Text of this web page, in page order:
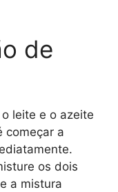
de
leite e o azeite
começar a
os dois
a mistura